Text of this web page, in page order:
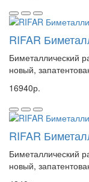
RIFAR
Биметаллический
новый,
16940р.
RIFAR
Биметаллический
новый,